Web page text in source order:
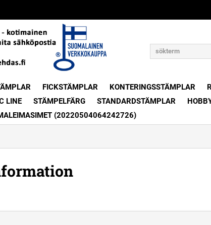
FICKSTÄMPLAR KONTERINGSSTÄMPLAR
LINE STÄMPELFÄRG STANDARDSTÄMPLAR
(20220504064242726)